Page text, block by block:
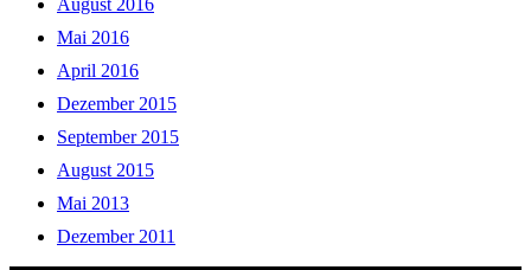
Mai 2016
April 2016
Dezember 2015
September 2015
August 2015
Mai 2013
Dezember 2011